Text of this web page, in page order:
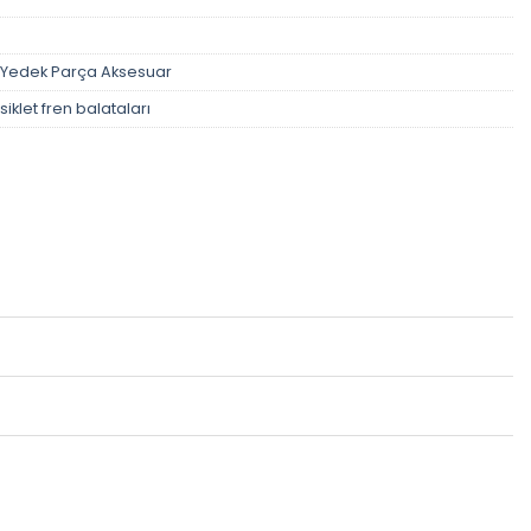
Yedek Parça Aksesuar
fren balataları